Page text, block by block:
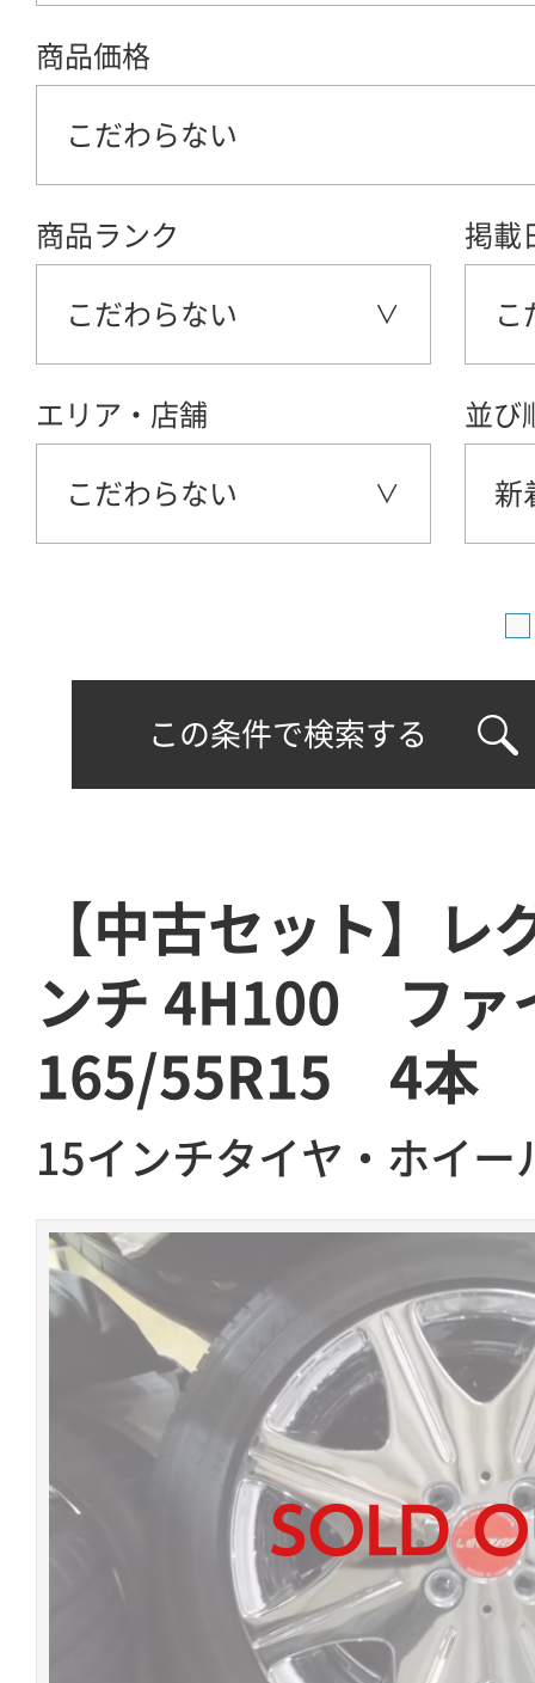
商品価格
こだわらない
商品ランク
こだわらない
掲載
こ
エリア・店舗
こだわらない
並び
新
この条件で検索する
【中古セット】レ
ンチ 4H100 ファ
165/55R15 4本
15インチタイヤ・ホイー